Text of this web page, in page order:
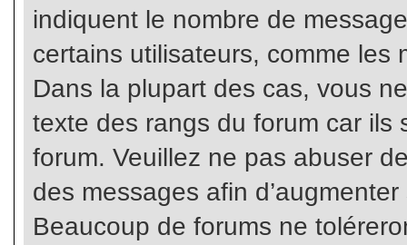
indiquent le nombre de
certains utilisateurs, comme les
Dans la plupart des cas, vous
texte des rangs du forum car ils
forum. Veuillez ne pas abuser
des messages afin
Beaucoup de forums ne